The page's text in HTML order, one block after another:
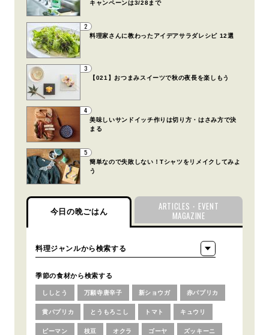
キャンペーンは3/28まで
2
料理家さんに教わったアイデアサラダレシピ 12選
3
【021】おつまみスイーツで秋の夜長を楽しもう
4
美味しいサンドイッチ作りは切り方・はさみ方で決
まる
5
簡単なので失敗しない！Tシャツをリメイクしてみよ
う
今日の晩ごはん
ARTICLES・EVENT
MAGAZINE
季節の食材から検索する
ししとう 万願寺唐辛子 新ショウガ 赤パプリカ
黄パプリカ とうもろこし トマト キュウリ
ピーマン 枝豆 オクラ ゴーヤ ズッキーニ